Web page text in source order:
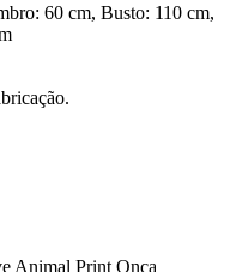
60 cm, Busto: 110 cm,
Animal Print Onça